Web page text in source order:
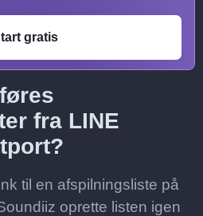
gratis
fra LINE
til en afspilningsliste på
oprette listen igen